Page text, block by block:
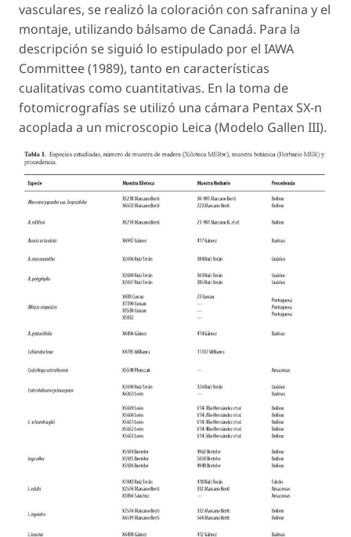
vasculares, se realizó la coloración con safranina y el
montaje, utilizando bálsamo de Canadá. Para la
descripción se siguió lo estipulado por el IAWA
Committee (1989), tanto en características
cualitativas como cuantitativas. En la toma de
fotomicrografías se utilizó una cámara Pentax SX-n
acoplada a un microscopio Leica (Modelo Gallen III).